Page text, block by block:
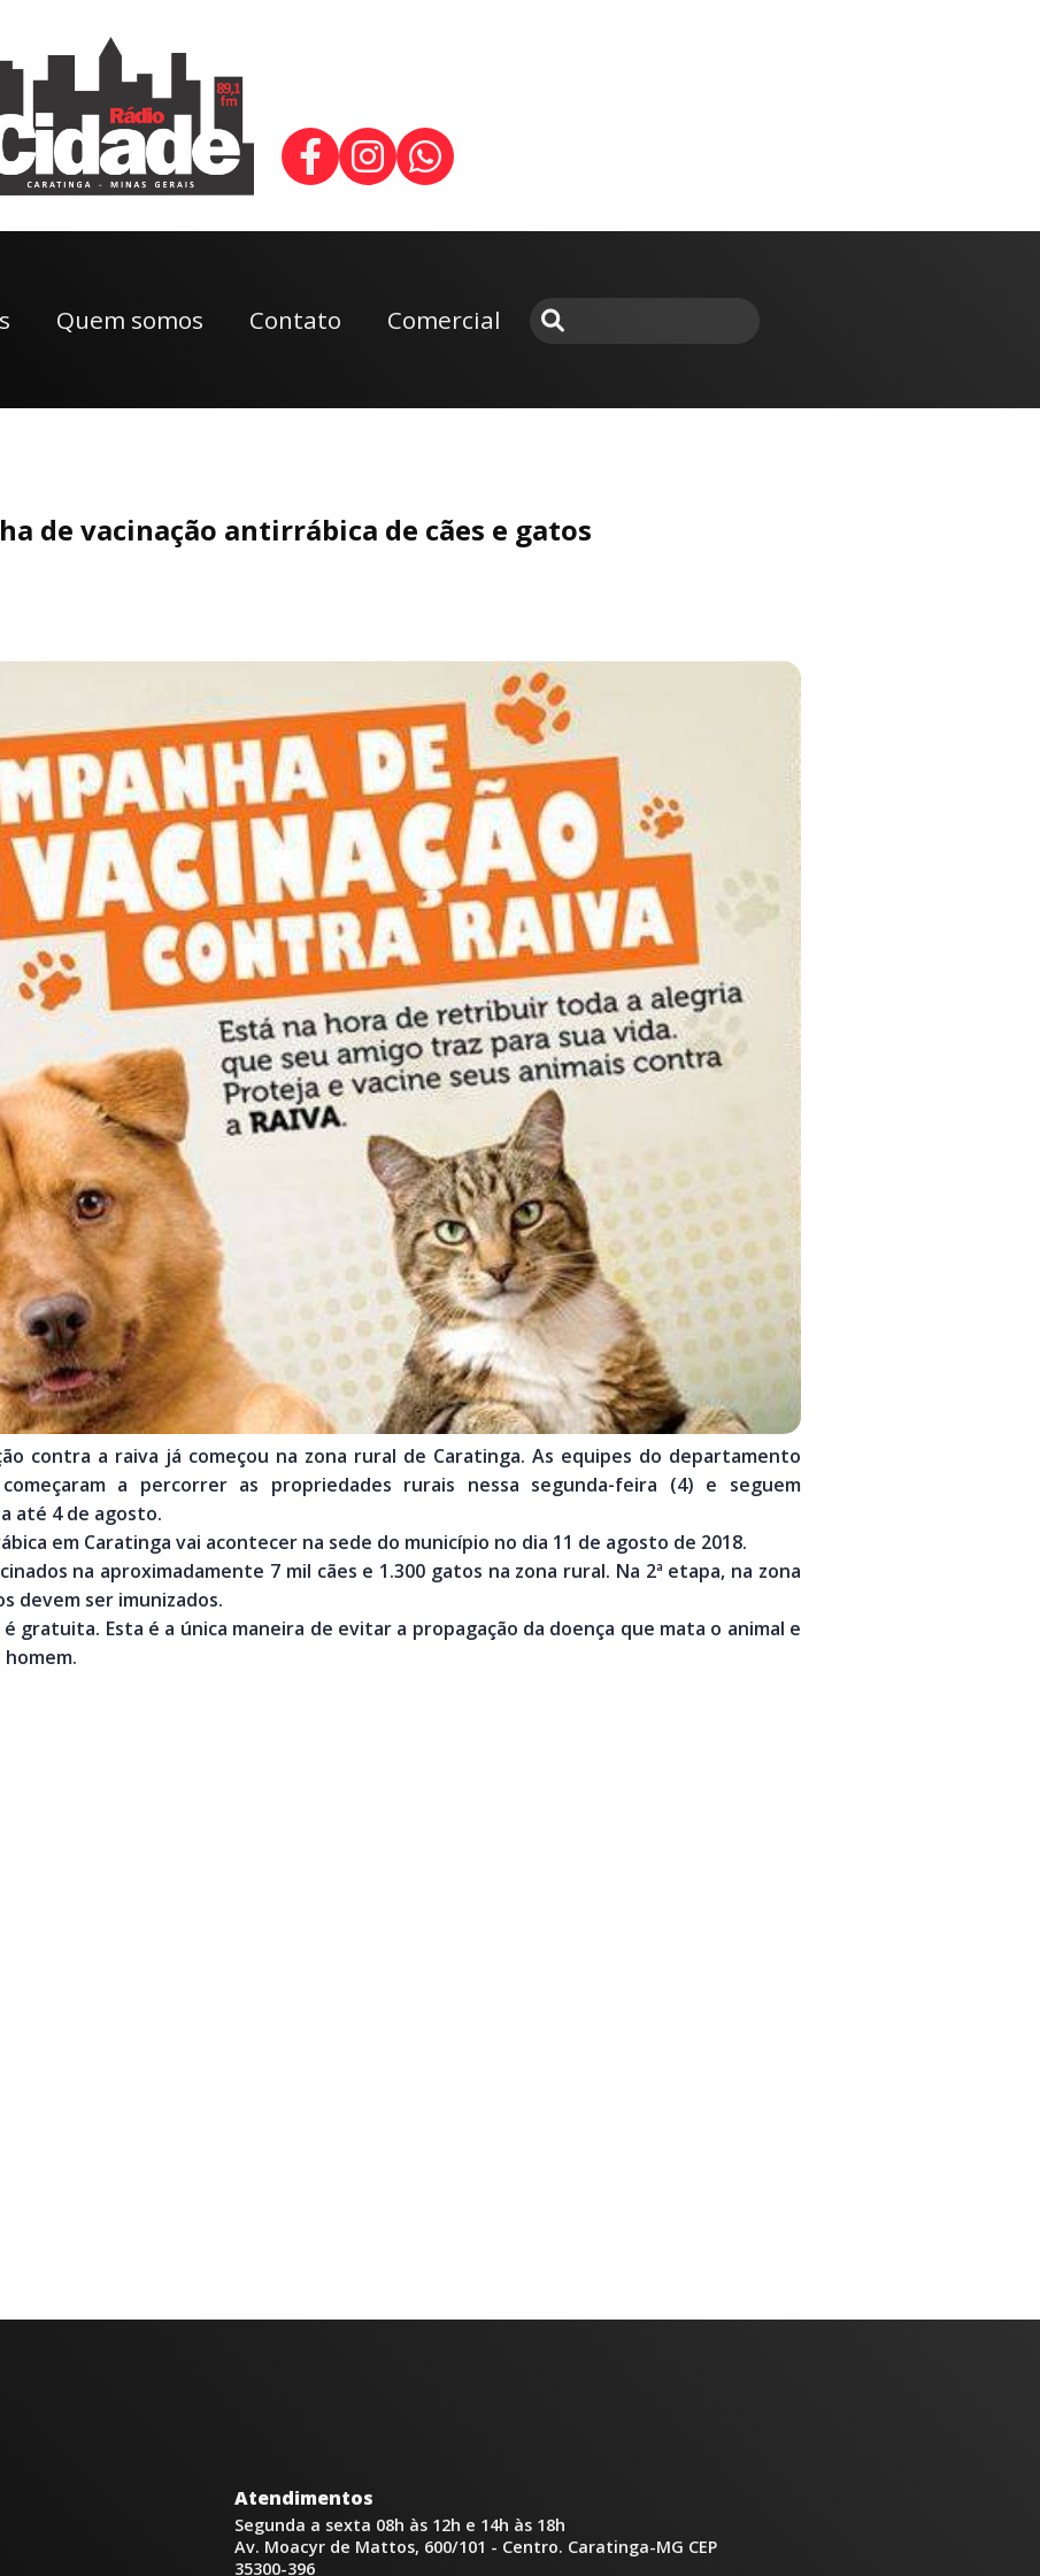
Quem somos Contato Comercial
de vacinação antirrábica de cães e gatos
contra a raiva já começou na zona rural de Caratinga. As equipes do departamento
a percorrer as propriedades rurais nessa segunda-feira (4) e seguem
até 4 de agosto.
em Caratinga vai acontecer na sede do município no dia 11 de agosto de 2018.
na aproximadamente 7 mil cães e 1.300 gatos na zona rural. Na 2ª etapa, na zona
devem ser imunizados.
gratuita. Esta é a única maneira de evitar a propagação da doença que mata o animal e
Atendimentos
Segunda a sexta 08h às 12h e 14h às 18h
Av. Moacyr de Mattos, 600/101 - Centro. Caratinga-MG CEP
35300-396